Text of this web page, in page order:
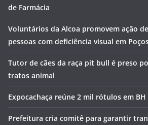
de Farmácia
Voluntários da Alcoa promovem ação
pessoas com deficiência visual em
Tutor de cães da raça pit bull é preso
tratos animal
Expocachaça reúne 2 mil rótulos em BH
Prefeitura cria comitê para garantir